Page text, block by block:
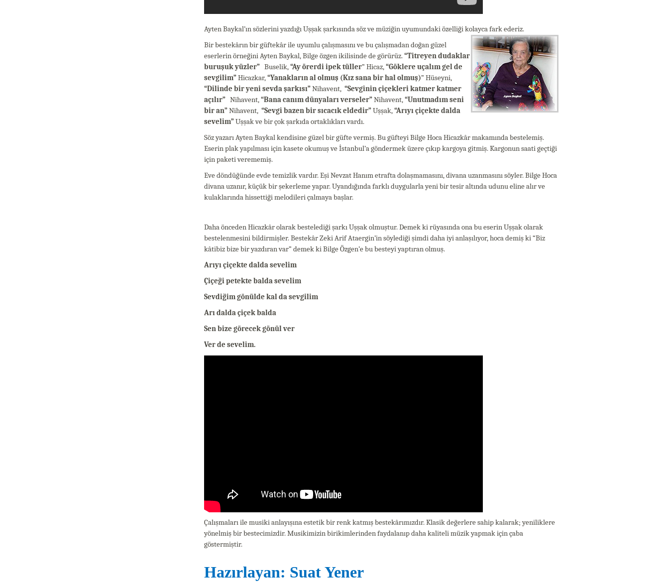
Ayten Baykal’ın sözlerini yazdığı Uşşak şarkısında söz ve müziğin uyumundaki özelliği kolayca fark ederiz.
Bir bestekârın bir güftekâr ile uyumlu çalışmasını ve bu çalışmadan doğan güzel
eserlerin örneğini Ayten Baykal, Bilge özgen ikilisinde de görürüz.“Titreyen dudaklar
buruşuk yüzler” Buselik,“Ay örerdi ipek tüller” Hicaz,“Göklere uçalım gel de
sevgilim”Hicazkar,“Yanakların al olmuş (Kız sana bir hal olmuş)” Hüseyni,
“Dilinde bir yeni sevda şarkısı”Nihavent, “Sevginin çiçekleri katmer katmer
açılır” Nihavent,“Bana canım dünyaları verseler”Nihavent,“Unutmadım seni
bir an”Nihavent, “Sevgi bazen bir sıcacık eldedir”Uşşak,“Arıyı çiçekte dalda
sevelim”Uşşak ve bir çok şarkıda ortaklıkları vardı.
Söz yazarı Ayten Baykal kendisine güzel bir güfte vermiş. Bu güfteyi Bilge Hoca Hicazkâr makamında bestelemiş.
Eserin plak yapılması için kasete okumuş ve İstanbul’a göndermek üzere çıkıp kargoya gitmiş. Kargonun saati geçtiği
için paketi verememiş.
Eve döndüğünde evde temizlik vardır. Eşi Nevzat Hanım etrafta dolaşmamasını, divana uzanmasını söyler. Bilge Hoca
divana uzanır, küçük bir şekerleme yapar. Uyandığında farklı duygularla yeni bir tesir altında udunu eline alır ve
kulaklarında hissettiği melodileri çalmaya başlar.
Daha önceden Hicazkâr olarak bestelediği şarkı Uşşak olmuştur. Demek ki rüyasında ona bu eserin Uşşak olarak
bestelenmesini bildirmişler. Bestekâr Zeki Arif Ataergin’in söylediği şimdi daha iyi anlaşılıyor, hoca demiş ki “Biz
kâtibiz bize bir yazdıran var” demek ki Bilge Özgen’e bu besteyi yaptıran olmuş.
Arıyı çiçekte dalda sevelim
Çiçeği petekte balda sevelim
Sevdiğim gönülde kal da sevgilim
Arı dalda çiçek balda
Sen bize görecek gönül ver
Ver de sevelim.
Çalışmaları ile musiki anlayışına estetik bir renk katmış bestekârımızdır. Klasik değerlere sahip kalarak; yeniliklere
yönelmiş bir bestecimizdir. Musikimizin birikimlerinden faydalanıp daha kaliteli müzik yapmak için çaba
göstermiştir.
Hazırlayan: Suat Yener